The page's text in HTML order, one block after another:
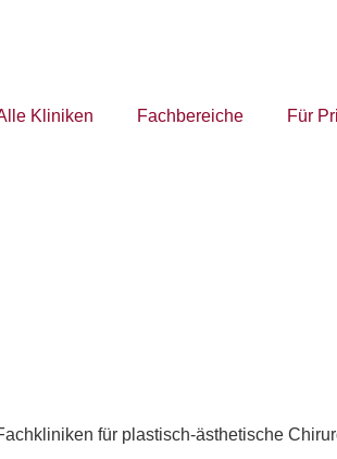
Kliniken Fachbereiche Für
für plastisch-ästhetische